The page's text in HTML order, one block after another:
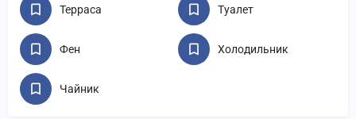
Терраса Туалет
Фен Холодильник
Чайник